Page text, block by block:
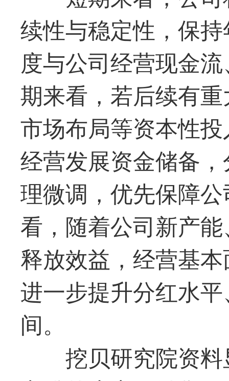
续性与稳定性，保
度与公司经营现金
期来看，若后续有
市场布局等资本性
经营发展资金储备
理微调，优先保障
看，随着公司新产
释放效益，经营基
进一步提升分红水
间。
挖贝研究院资